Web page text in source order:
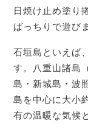
日焼け止め塗り
ばっちりで遊び
石垣島といえば
す。八重山諸島
島・新城島・波
島を中心に大小
有の温暖な気候